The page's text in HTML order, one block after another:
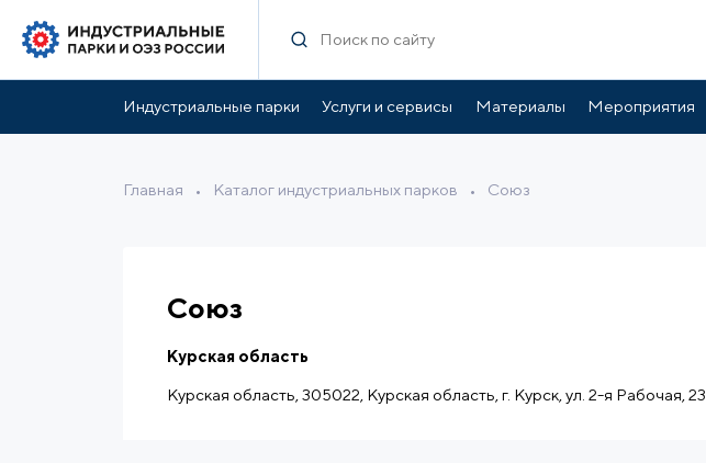
Индустриальные парки Услуги и сервисы Материалы Мероприятия
Главная • Каталог индустриальных парков • Союз
Характеристики Инфраструктура парка
Союз
Курская область
Курская область, 305022, Курская область, г. Курск, ул. 2-я Рабочая, 23